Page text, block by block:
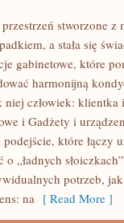
stworzone z
a stała się
gabinetowe, które
harmonijną
niej człowiek:
i Gadżety i
które łączy
„ładnych
potrzeb,
na [ Read More ]